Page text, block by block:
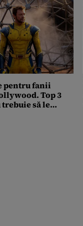
pentru fanii
Top 3
să le